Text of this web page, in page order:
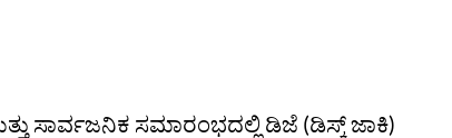
ಸಾರ್ವಜನಿಕ ಸಮಾರಂಭದಲ್ಲಿ ಡಿಜೆ (ಡಿಸ್ಕ್‌ ಜಾಕಿ)